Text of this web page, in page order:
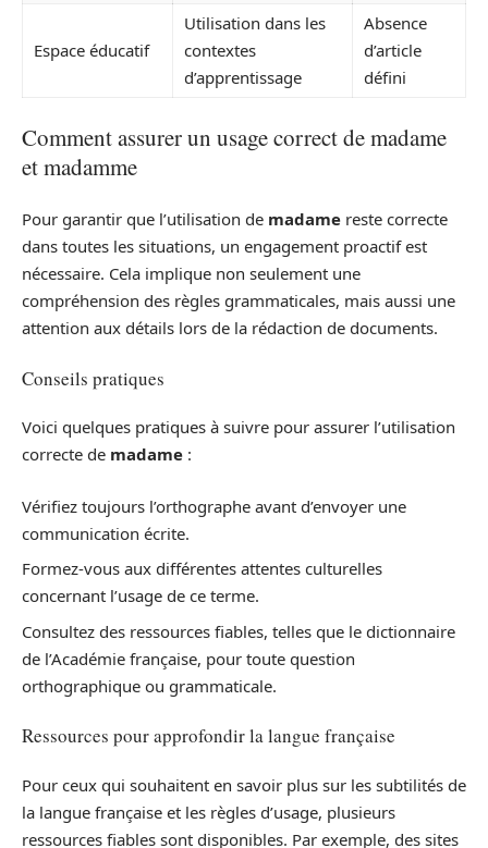
Espace éducatif
Utilisation dans les
contextes
d’apprentissage
Absence
d’article
défini
Comment assurer un usage correct de madame
et madamme
Pour garantir que l’utilisation de madame reste correcte
dans toutes les situations, un engagement proactif est
nécessaire. Cela implique non seulement une
compréhension des règles grammaticales, mais aussi une
attention aux détails lors de la rédaction de documents.
Conseils pratiques
Voici quelques pratiques à suivre pour assurer l’utilisation
correcte de madame :
Vérifiez toujours l’orthographe avant d’envoyer une
communication écrite.
Formez-vous aux différentes attentes culturelles
concernant l’usage de ce terme.
Consultez des ressources fiables, telles que le dictionnaire
de l’Académie française, pour toute question
orthographique ou grammaticale.
Ressources pour approfondir la langue française
Pour ceux qui souhaitent en savoir plus sur les subtilités de
la langue française et les règles d’usage, plusieurs
ressources fiables sont disponibles. Par exemple, des sites